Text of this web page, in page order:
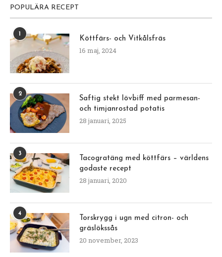
POPULÄRA RECEPT
Köttfärs- och Vitkålsfräs
16 maj, 2024
2
Saftig stekt lövbiff med parmesan-
och timjanrostad potatis
28 januari, 2025
3
Tacogratäng med köttfärs – världens
godaste recept
28 januari, 2020
4
Torskrygg i ugn med citron- och
gräslökssås
20 november, 2023